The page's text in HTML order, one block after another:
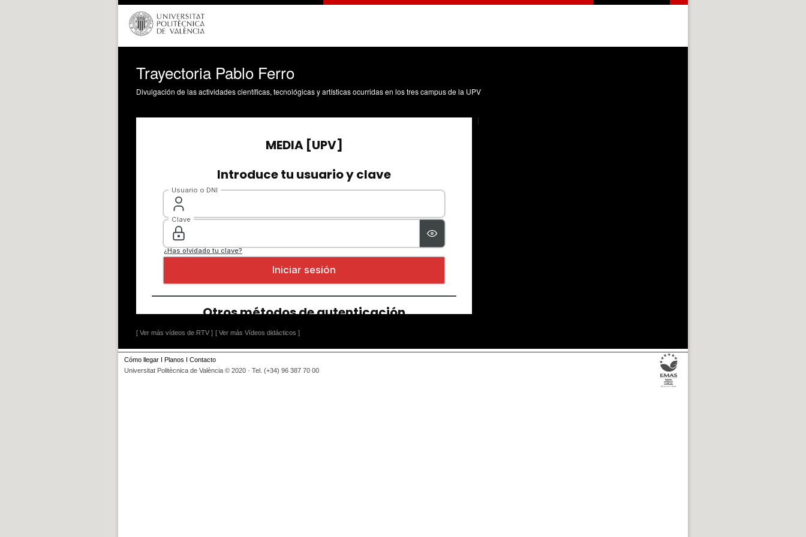
Trayectoria Pablo Ferro
Divulgación de las actividades científicas, tecnológicas y artísticas ocurridas en los tres campus de la UPV
[ Ver más vídeos de RTV ] [ Ver más Vídeos didácticos ]
Cómo llegar I Planos I Contacto
Universitat Politècnica de València © 2020 · Tel. (+34) 96 387 70 00